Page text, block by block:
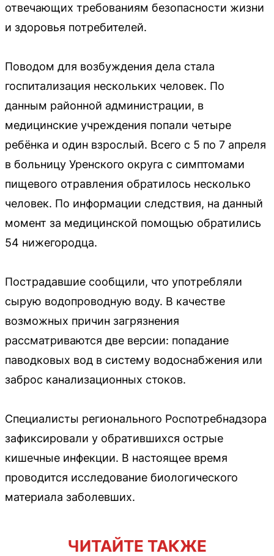
отвечающих требованиям безопасности жизни
и здоровья потребителей.
Поводом для возбуждения дела стала
госпитализация нескольких человек. По
данным районной администрации, в
медицинские учреждения попали четыре
ребёнка и один взрослый. Всего с 5 по 7 апреля
в больницу Уренского округа с симптомами
пищевого отравления обратилось несколько
человек. По информации следствия, на данный
момент за медицинской помощью обратились
54 нижегородца.
Пострадавшие сообщили, что употребляли
сырую водопроводную воду. В качестве
возможных причин загрязнения
рассматриваются две версии: попадание
паводковых вод в систему водоснабжения или
заброс канализационных стоков.
Специалисты регионального Роспотребнадзора
зафиксировали у обратившихся острые
кишечные инфекции. В настоящее время
проводится исследование биологического
материала заболевших.
ЧИТАЙТЕ ТАКЖЕ